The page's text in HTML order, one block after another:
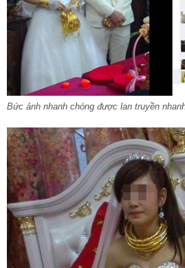
Bức ảnh nhanh chóng được lan truyền